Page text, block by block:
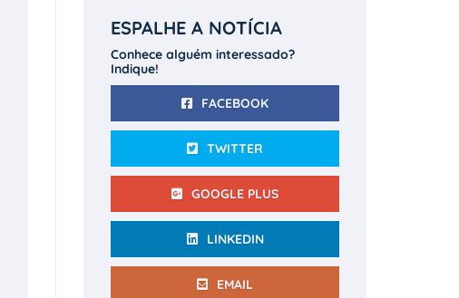
ESPALHE A NOTÍCIA
Conhece alguém interessado?
Indique!
FACEBOOK
TWITTER
GOOGLE PLUS
LINKEDIN
EMAIL